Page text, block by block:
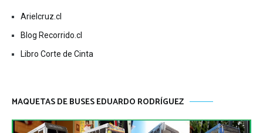
Arielcruz.cl
Blog Recorrido.cl
Libro Corte de Cinta
MAQUETAS DE BUSES EDUARDO RODRÍGUEZ